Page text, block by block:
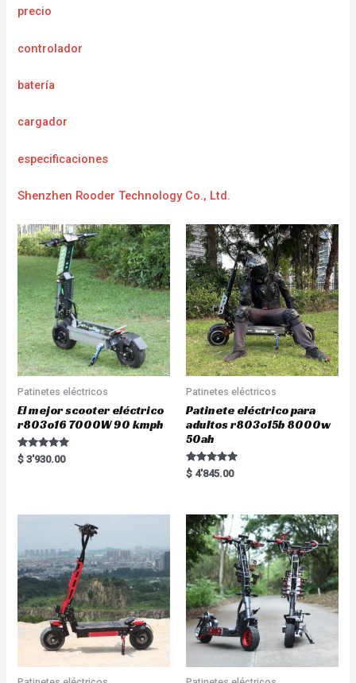
precio
controlador
batería
cargador
especificaciones
Shenzhen Rooder Technology Co., Ltd.
Patinetes eléctricos
El mejor scooter eléctrico
r803o16 7000W 90 kmph
Rated
5.00
$ 3'930.00
Patinetes eléctricos
Patinete eléctrico para
adultos r803o15b 8000w
50ah
Rated
5.00
$ 4'845.00